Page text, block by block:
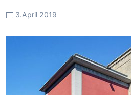
3.April 2019